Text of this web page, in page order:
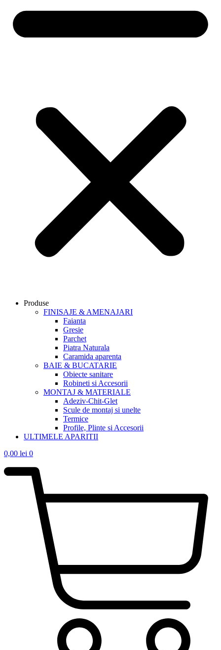
Produse
FINISAJE & AMENAJARI
Faianta
Gresie
Parchet
Piatra Naturala
Caramida aparenta
BAIE & BUCATARIE
Obiecte sanitare
Robineti si Accesorii
MONTAJ & MATERIALE
Adeziv-Chit-Glet
Scule de montaj si unelte
Termice
Profile, Plinte si Accesorii
ULTIMELE APARITII
0,00 lei 0